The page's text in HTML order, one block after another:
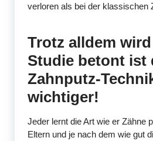
verloren als bei der klassischen
Trotz alldem
Studie betont ist
Zahnputz-
wichtiger!
Jeder lernt die Art wie er Zähne
Eltern und je nach dem wie gut